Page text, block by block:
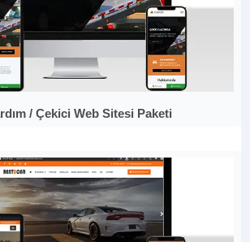
/ Çekici Web Sitesi Paketi